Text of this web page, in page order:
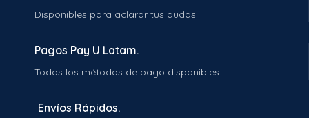
Disponibles para aclarar tus dudas.
Pagos Pay U Latam.
Todos los métodos de pago disponibles.
Envíos Rápidos.